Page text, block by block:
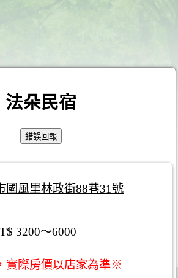
法朵民宿
國風里林政街88巷31號
3200～6000
實際房價以店家為準※